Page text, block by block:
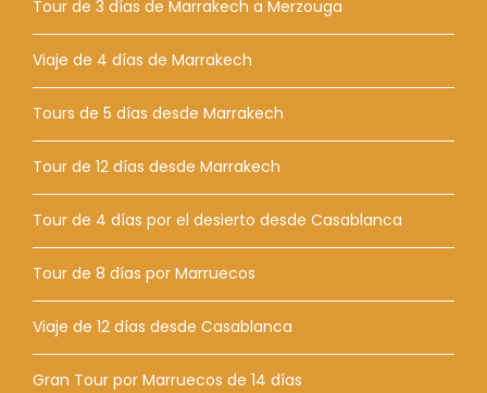
Tour de 3 días de Marrakech a Merzouga
Viaje de 4 días de Marrakech
Tours de 5 días desde Marrakech
Tour de 12 días desde Marrakech
Tour de 4 días por el desierto desde Casablanca
Tour de 8 días por Marruecos
Viaje de 12 días desde Casablanca
Gran Tour por Marruecos de 14 días